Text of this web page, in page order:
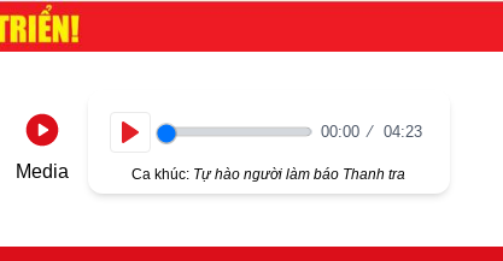
Media
00:00 04:23
Ca khúc: Tự hào người làm báo Thanh tra